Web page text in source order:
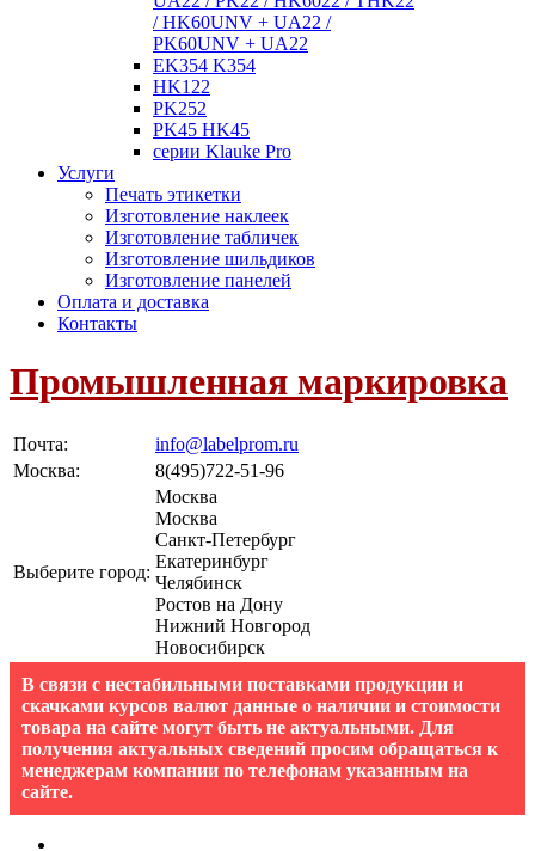
/ HK60UNV + UA22 /
PK60UNV + UA22
EK354 K354
HK122
PK252
PK45 HK45
серии Klauke Pro
Услуги
Печать этикетки
Изготовление наклеек
Изготовление табличек
Изготовление шильдиков
Изготовление панелей
Оплата и доставка
Контакты
Промышленная маркировка
Почта:
info@labelprom.ru
Москва: 8(495)722-51-96
Выберите город:
Москва
Москва
Санкт-Петербург
Екатеринбург
Челябинск
Ростов на Дону
Нижний Новгород
Новосибирск
В связи с нестабильными поставками продукции и
скачками курсов валют данные о наличии и стоимости
товара на сайте могут быть не актуальными. Для
получения актуальных сведений просим обращаться к
менеджерам компании по телефонам указанным на
сайте.